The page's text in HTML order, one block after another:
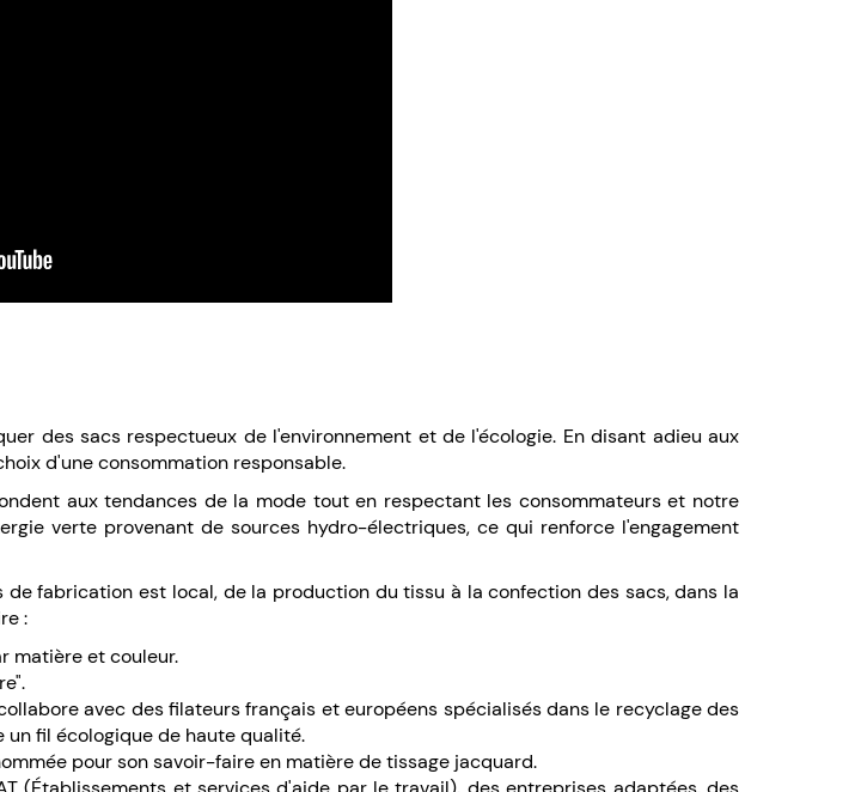
des sacs respectueux de l'environnement et de l'écologie. En disant adieu aux
d'une consommation responsable.
aux tendances de la mode tout en respectant les consommateurs et notre
verte provenant de sources hydro-électriques, ce qui renforce l'engagement
fabrication est local, de la production du tissu à la confection des sacs, dans la
:
matière et couleur.
avec des filateurs français et européens spécialisés dans le recyclage des
fil écologique de haute qualité.
pour son savoir-faire en matière de tissage jacquard.